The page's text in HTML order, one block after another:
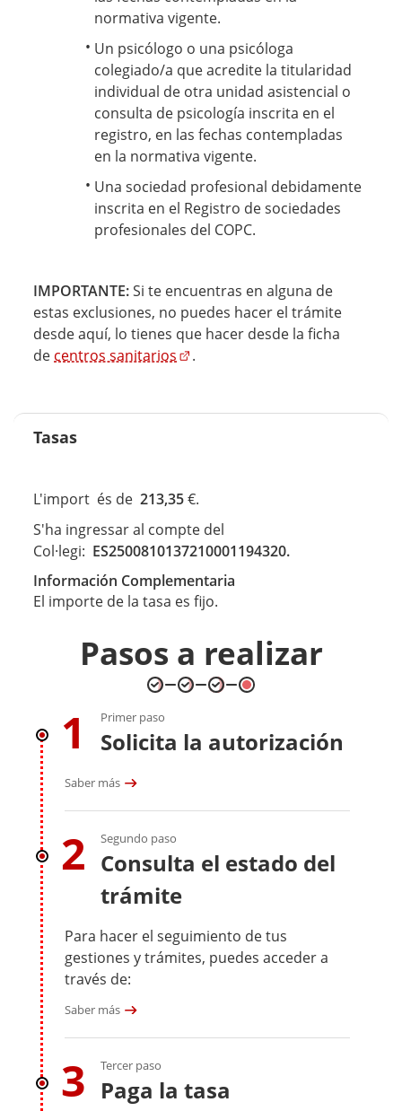
normativa vigente.
Un psicólogo o una psicóloga
colegiado/a que acredite la titularidad
individual de otra unidad asistencial o
consulta de psicología inscrita en el
registro, en las fechas contempladas
en la normativa vigente.
Una sociedad profesional debidamente
inscrita en el Registro de sociedades
profesionales del COPC.
IMPORTANTE:Si te encuentras en alguna de
estas exclusiones, no puedes hacer el trámite
desde aquí, lo tienes que hacer desde la ficha
de centros sanitarios .
Tasas
L'import és de 213,35€.
S'ha ingressar al compte del
Col·legi: ES2500810137210001194320.
Información Complementaria
El importe de la tasa es fijo.
Pasos a realizar
1 Primer paso
Solicita la autorización
Saber más
2 Segundo paso
Consulta el estado del
trámite
Para hacer el seguimiento de tus
gestiones y trámites, puedes acceder a
través de:
Saber más
3 Tercer paso
Paga la tasa